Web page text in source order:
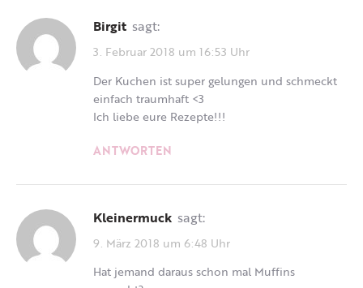
Birgit sagt:
3. Februar 2018 um 16:53 Uhr
Der Kuchen ist super gelungen und schmeckt
einfach traumhaft <3
Ich liebe eure Rezepte!!!
ANTWORTEN
Kleinermuck sagt:
9. März 2018 um 6:48 Uhr
Hat jemand daraus schon mal Muffins